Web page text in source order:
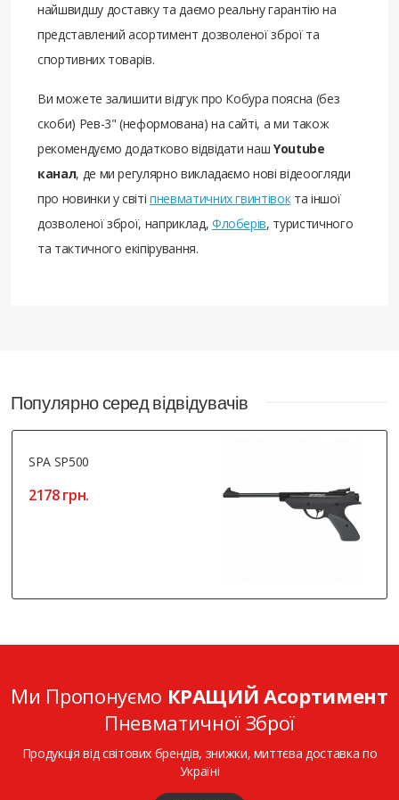
найшвидшу доставку та даємо реальну гарантію на
представлений асортимент дозволеної зброї та
спортивних товарів.
Ви можете залишити відгук про Кобура поясна (без
скоби) Рев-3" (неформована) на сайті, а ми також
рекомендуємо додатково відвідати нашYoutube
канал, де ми регулярно викладаємо нові відеоогляди
про новинки у світіпневматичних гвинтівокта іншої
дозволеної зброї, наприклад, Флоберів, туристичного
та тактичного екіпірування.
Популярно серед відвідувачів
SPA SP500
2178 грн.
Ми Пропонуємо КРАЩИЙ Асортимент
Пневматичної Зброї
Продукція від світових брендів, знижки, миттєва доставка по
Україні